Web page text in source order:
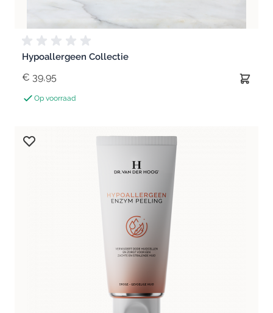
Hypoallergeen Collectie
€ 39,95
Op voorraad